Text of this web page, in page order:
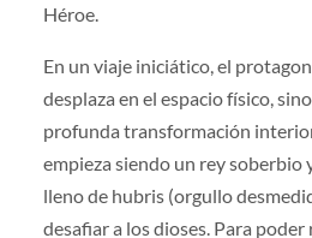
Héroe.
En un viaje iniciático, el
desplaza en el espacio físico,
profunda transformación
empieza siendo un rey soberbio
lleno de hubris (orgullo
desafiar a los dioses. Para poder